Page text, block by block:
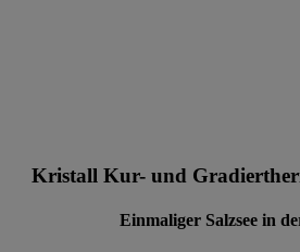
Kristall Kur- und
Einmaliger Salzsee in